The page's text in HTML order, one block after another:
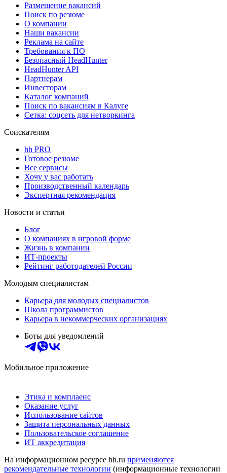
Размещение вакансий
Поиск по резюме
О компании
Наши вакансии
Реклама на сайте
Требования к ПО
Безопасный HeadHunter
HeadHunter API
Партнерам
Инвесторам
Каталог компаний
Поиск по вакансиям в Калуге
Сетка: соцсеть для нетворкинга
Соискателям
hh PRO
Готовое резюме
Все сервисы
Хочу у вас работать
Производственный календарь
Экспертная рекомендация
Новости и статьи
Блог
О компаниях в игровой форме
Жизнь в компании
ИТ-проекты
Рейтинг работодателей России
Молодым специалистам
Карьера для молодых специалистов
Школа программистов
Карьера в некоммерческих организациях
Боты для уведомлений
Мобильное приложение
Этика и комплаенс
Оказание услуг
Использование сайтов
Защита персональных данных
Пользовательское соглашение
ИТ аккредитация
На информационном ресурсе hh.ru применяются
рекомендательные технологии (информационные технологии